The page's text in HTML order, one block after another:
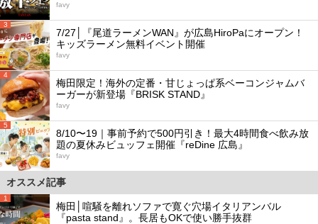
favy
3
7/27│『尾道ラーメンWAN』が広島HiroPaにオープン！
キッズラーメン無料イベント開催
favy
4
梅田限定！海外の定番・甘じょっぱ系ベーコンジャムバ
ーガーが新登場『BRISK STAND』
favy
5
8/10〜19｜事前予約で500円引き！最大4時間食べ飲み放
題の夏休みビュッフェ開催『reDine 広島』
favy
オススメ記事
1
梅田│喧騒を離れソファで寛ぐ穴場イタリアンバル
『pasta stand』。長居もOKで使い勝手抜群